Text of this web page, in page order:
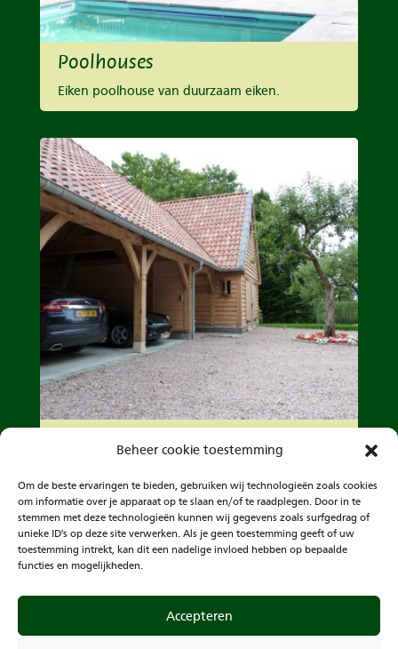
Beheer cookie toestemming
Om de beste ervaringen te bieden, gebruiken wij technologieën zoals cookies
om informatie over je apparaat op te slaan en/of te raadplegen. Door in te
stemmen met deze technologieën kunnen wij gegevens zoals surfgedrag of
unieke ID's op deze site verwerken. Als je geen toestemming geeft of uw
toestemming intrekt, kan dit een nadelige invloed hebben op bepaalde
functies en mogelijkheden.
Accepteren
Poolhouses
Eiken poolhouse van duurzaam eiken.
Carports & garages
douglas.